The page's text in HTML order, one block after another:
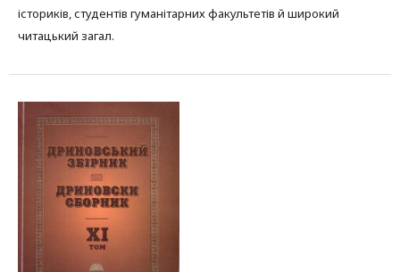
істориків, студентів гуманітарних факультетів й широкий
читацький загал.